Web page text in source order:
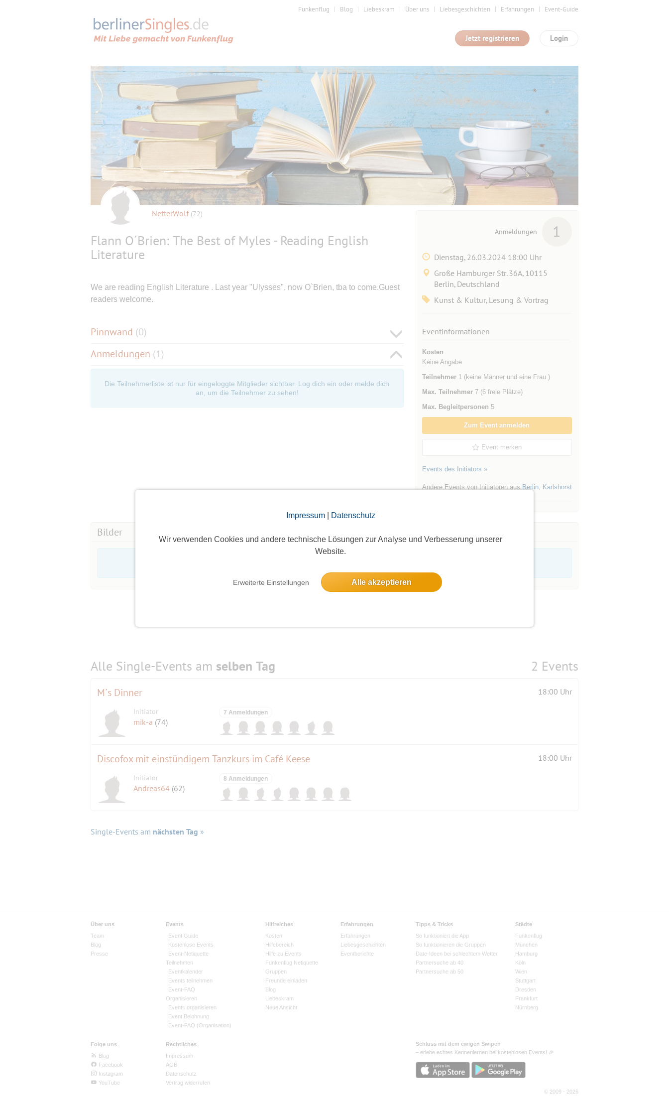
Impressum| Datenschutz
Wir verwenden Cookies und andere technische Lösungen zur Analyse und Verbesserung unserer
Website.
Erweiterte Einstellungen Alle akzeptieren
Funkenflug Blog Liebeskram Über uns Liebesgeschichten Erfahrungen Event-Guide
Login
Jetzt registrieren
NetterWolf (72)
Flann O´Brien: The Best of Myles - Reading English
Literature
We are reading English Literature . Last year "Ulysses", now O`Brien, tba to come.Guest
readers welcome.
Pinnwand (0)
Anmeldungen (1)
Die Teilnehmerliste ist nur für eingeloggte Mitglieder sichtbar. Log dich ein oder melde dich
an, um die Teilnehmer zu sehen!
Anmeldungen 1
Dienstag, 26.03.2024 18:00 Uhr
Große Hamburger Str. 36A, 10115
Berlin, Deutschland
Kunst & Kultur, Lesung & Vortrag
Eventinformationen
Kosten
Keine Angabe
Teilnehmer1 (keine Männer und eine Frau )
Max. Teilnehmer7 (6 freie Plätze)
Max. Begleitpersonen 5
Zum Event anmelden
Event merken
Events des Initiators »
Andere Events von Initiatoren ausBerlin, Karlshorst
Bilder
Alle Single-Events am selben Tag 2 Events
M´s Dinner 18:00 Uhr
Initiator
mik-a (74)
7 Anmeldungen
Discofox mit einstündigem Tanzkurs im Café Keese 18:00 Uhr
Initiator
Andreas64 (62)
8 Anmeldungen
Single-Events am nächsten Tag »
Über uns
Team
Blog
Presse
Events
Event Guide
Kostenlose Events
Event-Netiquette
Teilnehmen
Eventkalender
Events teilnehmen
Event-FAQ
Organisieren
Events organisieren
Event Belohnung
Event-FAQ (Organisation)
Hilfreiches
Kosten
Hilfebereich
Hilfe zu Events
Funkenflug Netiquette
Gruppen
Freunde einladen
Blog
Liebeskram
Neue Ansicht
Erfahrungen
Erfahrungen
Liebesgeschichten
Eventberichte
Tipps & Tricks
So funktioniert die App
So funktionieren die Gruppen
Date-Ideen bei schlechtem Wetter
Partnersuche ab 40
Partnersuche ab 50
Städte
Funkenflug
München
Hamburg
Köln
Wien
Stuttgart
Dresden
Frankfurt
Nürnberg
Folge uns
Blog
Facebook
Instagram
YouTube
Rechtliches
Impressum
AGB
Datenschutz
Vertrag widerrufen
Schluss mit dem ewigen Swipen
– erlebe echtes Kennenlernen bei kostenlosen Events! 🎉
© 2009 - 2026